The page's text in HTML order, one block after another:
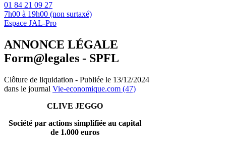
01 84 21 09 27
7h00 à 19h00 (non surtaxé)
Espace JAL-Pro
ANNONCE LÉGALE
Form@legales - SPFL
Clôture de liquidation - Publiée le 13/12/2024
dans le journal Vie-economique.com (47)
CLIVE JEGGO
Société par actions simplifiée au capital
de 1.000 euros